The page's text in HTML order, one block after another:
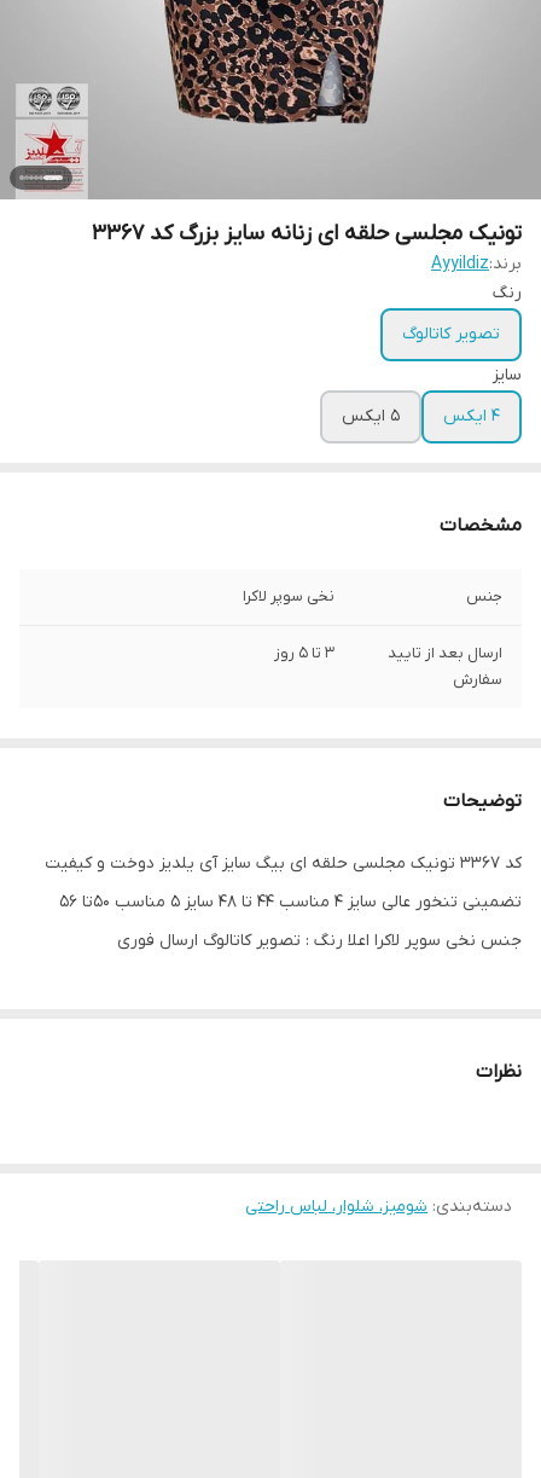
تونیک مجلسی حلقه ای زنانه سایز بزرگ کد 3367
برند:Ayyildiz
رنگ
تصویر کاتالوگ
سایز
4 ایکس
5 ایکس
مشخصات
جنس نخی سوپر لاکرا
ارسال بعد از تایید
سفارش
3 تا 5 روز
توضیحات
کد 3367 تونیک مجلسی حلقه ای بیگ سایز آی یلدیز دوخت و کیفیت
تضمینی تنخور عالی سایز 4 مناسب 44 تا 48 سایز 5 مناسب 50تا 56
جنس نخی سوپر لاکرا اعلا رنگ : تصویر کاتالوگ ارسال فوری
نظرات
دسته‌بندی: شومیز، شلوار، لباس راحتی